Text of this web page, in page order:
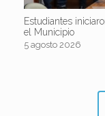
Estudiantes
el Municipio
5 agosto 2026